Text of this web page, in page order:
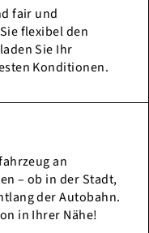
fair und
flexibel den
Sie Ihr
Konditionen.
an
– ob in der Stadt,
der Autobahn.
in Ihrer Nähe!